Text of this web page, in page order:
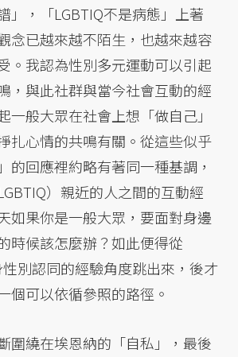
」，「LGBTIQ不是病態」上著
念已越來越不陌生，也越來越容
。我認為性別多元運動可以引起
，與此社群與當今社會互動的經
一般大眾在社會上想「做自己」
扎心情的共鳴有關。從這些似乎
的回應裡約略有著同一種基調，
）親近的人之間的互動經
如果你是一般大眾，要面對身邊
時候該怎麼辦？如此便得從
別認同的經驗角度跳出來，後才
個可以依循參照的路徑。
圍繞在埃恩納的「自私」，最後